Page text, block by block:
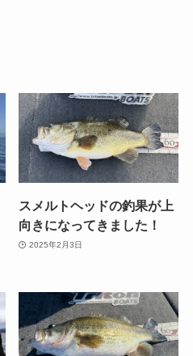
スメルトヘッドの釣果が上
向きになってきました！
2025年2月3日